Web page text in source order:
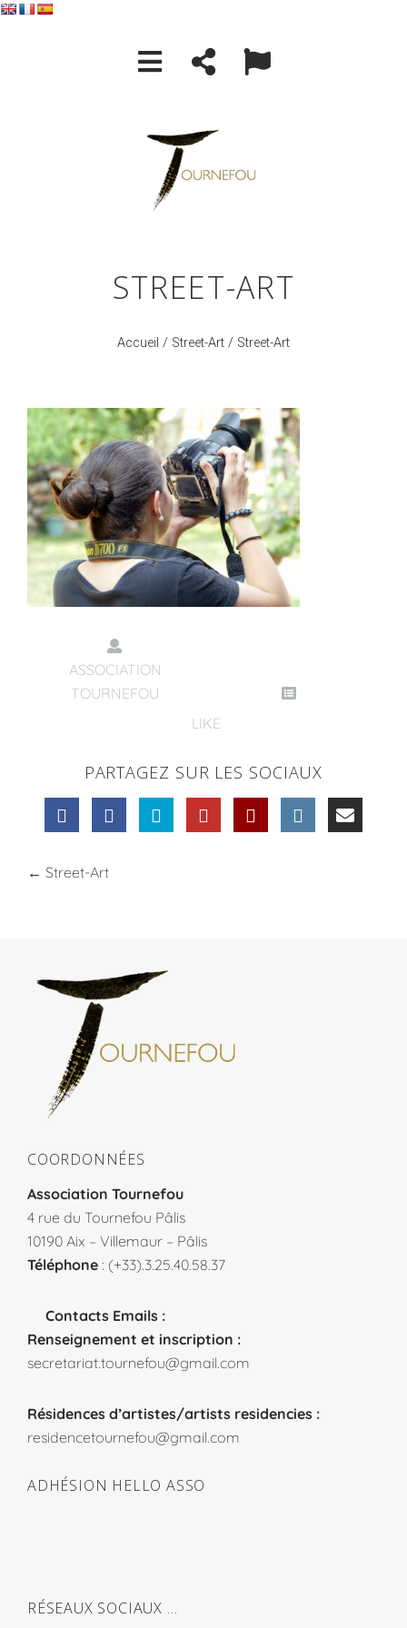
STREET-ART
Accueil / Street-Art / Street-Art
ASSOCIATION
TOURNEFOU
LIKE
PARTAGEZ SUR LES SOCIAUX
← Street-Art
COORDONNÉES
Association Tournefou
4 rue du Tournefou Pâlis
10190 Aix – Villemaur – Pâlis
Téléphone : (+33).3.25.40.58.37
Contacts Emails :
Renseignement et inscription :
secretariat.tournefou@gmail.com
Résidences d’artistes/artists residencies :
residencetournefou@gmail.com
ADHÉSION HELLO ASSO
RÉSEAUX SOCIAUX …